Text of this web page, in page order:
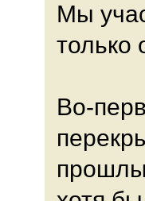
Мы
только
Во-